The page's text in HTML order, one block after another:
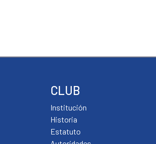
CLUB
Institución
Historia
Estatuto